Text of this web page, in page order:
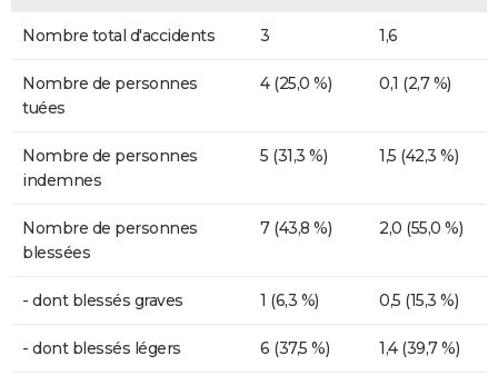
Nombre total d'accidents 3 1,6
Nombre de personnes
tuées
4 (25,0 %) 0,1 (2,7 %)
Nombre de personnes
indemnes
5 (31,3 %) 1,5 (42,3 %)
Nombre de personnes
blessées
7 (43,8 %) 2,0 (55,0 %)
- dont blessés graves 1 (6,3 %) 0,5 (15,3 %)
- dont blessés légers 6 (37,5 %) 1,4 (39,7 %)